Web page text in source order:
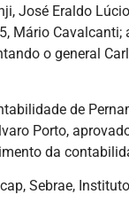
José Eraldo
Mário Cavalcanti;
o general
de
Porto,
da
Sebrae,